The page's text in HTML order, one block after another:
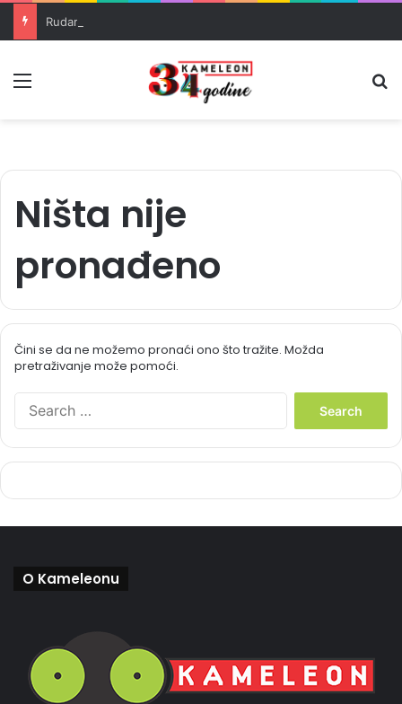
Ništa nije
pronađeno
Čini se da ne možemo pronaći ono što tražite. Možda
pretraživanje može pomoći.
h
O Kameleonu